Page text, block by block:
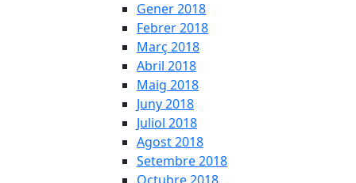
Gener 2018
Febrer 2018
Març 2018
Abril 2018
Maig 2018
Juny 2018
Juliol 2018
Agost 2018
Setembre 2018